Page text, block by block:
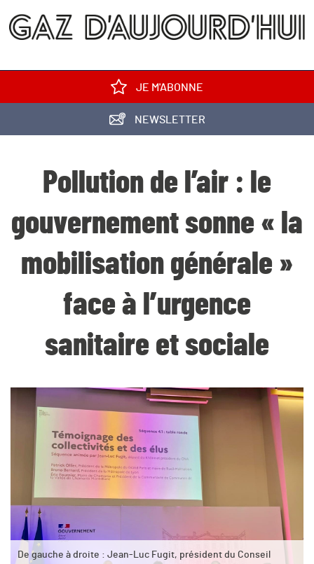
JE M'ABONNE
NEWSLETTER
Pollution de l’air : le
gouvernement sonne « la
mobilisation générale »
face à l’urgence
sanitaire et sociale
De gauche à droite : Jean-Luc Fugit, président du Conseil